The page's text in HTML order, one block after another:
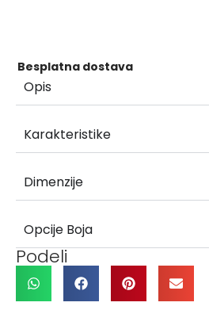
Besplatna dostava
Opis
Karakteristike
Dimenzije
Opcije Boja
Podeli